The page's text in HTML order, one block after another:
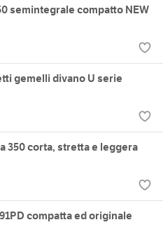
semintegrale compatto NEW
gemelli divano U serie
350 corta, stretta e leggera
compatta ed originale